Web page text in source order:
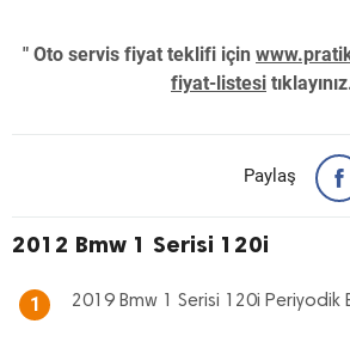
" Oto servis fiyat teklifi için
fiyat-listesi
Paylaş
2012 Bmw 1 Serisi 120i
1 2019 Bmw 1 Serisi 120i Periyodik